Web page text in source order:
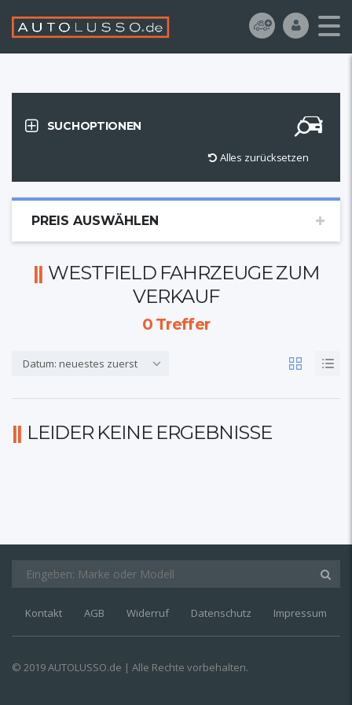
SUCHOPTIONEN
Alles zurücksetzen
PREIS AUSWÄHLEN
WESTFIELD FAHRZEUGE ZUM
VERKAUF
0Treffer
Datum: neuestes zuerst
LEIDER KEINE ERGEBNISSE
Kontakt AGB Widerruf Datenschutz Impressum
© 2019 AUTOLUSSO.de | Alle Rechte vorbehalten.